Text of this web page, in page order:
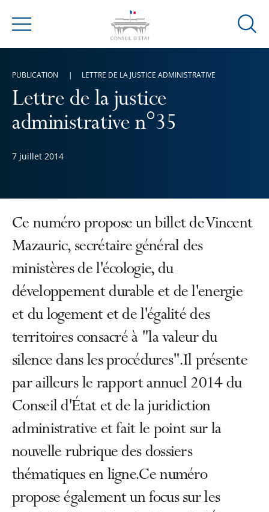
Menu
Ouvrir
Lettre de la justice
administrative n°35
7 juillet 2014
PUBLICATION LETTRE DE LA JUSTICE ADMINISTRATIVE
Ce numéro propose un billet de Vincent
Mazauric, secrétaire général des
ministères de l'écologie, du
développement durable et de l'energie
et du logement et de l'égalité des
territoires consacré à "la valeur du
silence dans les procédures".Il présente
par ailleurs le rapport annuel 2014 du
Conseil d'État et de la juridiction
administrative et fait le point sur la
nouvelle rubrique des dossiers
thématiques en ligne.Ce numéro
propose également un focus sur les